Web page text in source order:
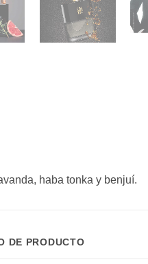
haba tonka y benjuí.
DE PRODUCTO